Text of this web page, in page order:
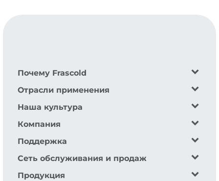
Почему Frascold
Отрасли применения
Наша культура
Компания
Поддержка
Сеть обслуживания и продаж
Продукция